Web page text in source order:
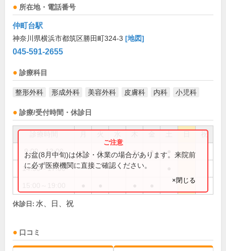
所在地・電話番号
仲町台駅
神奈川県横浜市都筑区勝田町324-3 [地図]
045-591-2655
診療科目
整形外科 形成外科 美容外科 皮膚科 内科 小児科
診療/受付時間・休診日
祝
9:00～12:00 ● ● ● ●
14:30～17:00
お盆(8月中旬)は休診・休業の場合があります。来院前
に必ず医療機関に直接ご確認ください。
×閉じる
休診日: 水、日、祝
口コミ